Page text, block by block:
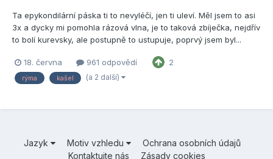
Ta epykondilární páska ti to nevyléčí, jen ti uleví. Měl jsem to asi
3x a dycky mi pomohla rázová vlna, je to taková zbíječka, nejdřív
to bolí kurevsky, ale postupně to ustupuje, poprvý jsem byl...
18. června 961 odpovědí 2
rýma kašel (a 2 další)
Jazyk Motiv vzhledu
Ochrana osobních údajů
Kontaktujte nás
Zásady cookies